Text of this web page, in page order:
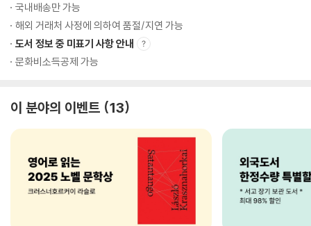
국내배송만 가능
해외 거래처 사정에 의하여 품절/지연 가능
도서 정보 중 미표기 사항 안내
문화비소득공제 가능
이 분야의 이벤트 13